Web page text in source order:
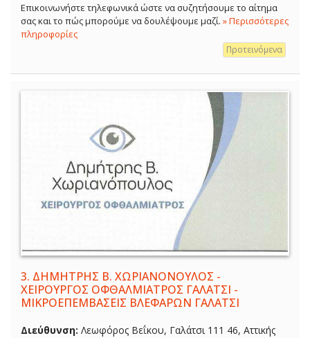
Επικοινωνήστε τηλεφωνικά ώστε να συζητήσουμε το αίτημα
σας και το πώς μπορούμε να δουλέψουμε μαζί. » Περισσότερες
πληροφορίες
Προτεινόμενα
3. ΔΗΜΗΤΡΗΣ Β. ΧΩΡΙΑΝΟΝΟΥΛΟΣ -
ΧΕΙΡΟΥΡΓΟΣ ΟΦΘΑΛΜΙΑΤΡΟΣ ΓΑΛΑΤΣΙ -
ΜΙΚΡΟΕΠΕΜΒΑΣΕΙΣ ΒΛΕΦΑΡΩΝ ΓΑΛΑΤΣΙ
Διεύθυνση: Λεωφόρος Βεΐκου, Γαλάτσι 111 46, Αττικής